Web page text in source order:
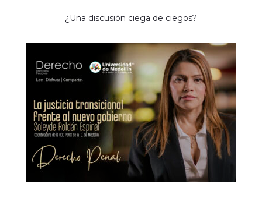
¿Una discusión ciega de ciegos?